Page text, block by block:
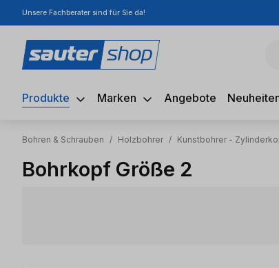
Hauptinhalt springen
Zur Suche springen
Zur Hauptnavigation springen
Unsere Fachberater sind für Sie da!
Produkte Marken Angebote
Bohren & Schrauben / Holzbohrer / Kunstbohrer -
Bohrkopf Größe 2